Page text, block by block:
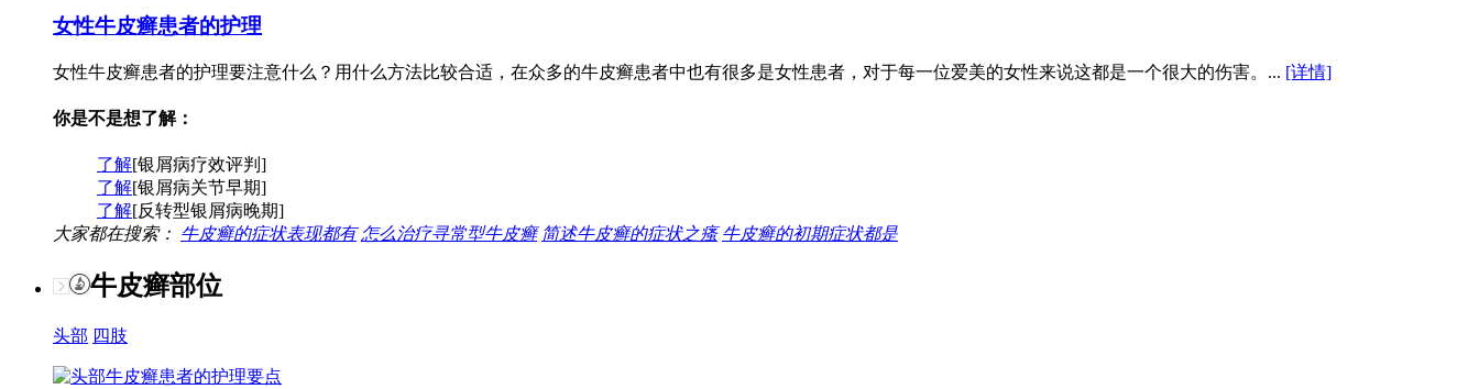
女性牛皮癣患者的护理
女性牛皮癣患者的护理要注意什么？用什么方法比较合适，在众多的牛皮癣患者中也有很多是女性患者，对于每一位爱美的女性来说这都是一个很大的伤害。... [详情]
你是不是想了解：
了解[银屑病疗效评判]
了解[银屑病关节早期]
了解[反转型银屑病晚期]
大家都在搜索： 牛皮癣的症状表现都有 怎么治疗寻常型牛皮癣 简述牛皮癣的症状之瘙 牛皮癣的初期症状都是
牛皮癣部位
头部 四肢